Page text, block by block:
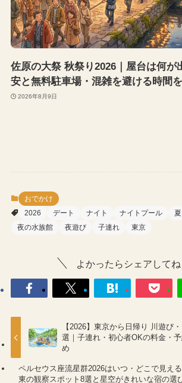
佐原の大祭 秋祭り2026｜屋台は何が
安と無料駐車場・混雑を避ける時間
2026年8月9日
おでかけ
2026
デート ナイト ナイトプール 夏
夜の水族館
夜遊び 子連れ 東京
よかったらシェアしてね
【2026】東京から日帰り 川遊び
選｜子連れ・初心者OKの料金・
め
ペルセウス座流星群2026はいつ・どこで見え
東の観察スポット8選と星空がきれいな宿の選